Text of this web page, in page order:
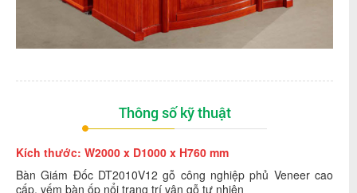
Thông số kỹ thuật
Kích thước: W2000 x D1000 x H760 mm
Bàn Giám Đốc DT2010V12 gỗ công nghiệp phủ Veneer cao
cấp, yếm bàn ốp nổi trang trí vân gỗ tự nhiên